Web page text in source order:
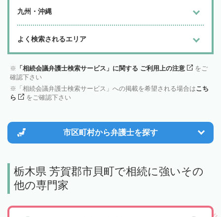
九州・沖縄
よく検索されるエリア
「相続会議弁護士検索サービス」に関する ご利用上の注意
をご
確認下さい
「相続会議弁護士検索サービス」への掲載を希望される場合はこち
ら
をご確認下さい
市区町村から弁護士を探す
栃木県 芳賀郡市貝町で相続に強いその
他の専門家